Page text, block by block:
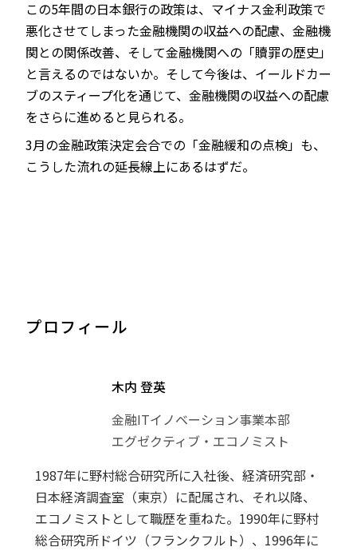
この5年間の日本銀行の政策は、マイナス金利政策で
悪化させてしまった金融機関の収益への配慮、金融機
関との関係改善、そして金融機関への「贖罪の歴史」
と言えるのではないか。そして今後は、イールドカー
ブのスティープ化を通じて、金融機関の収益への配慮
をさらに進めると見られる。
3月の金融政策決定会合での「金融緩和の点検」も、
こうした流れの延長線上にあるはずだ。
プロフィール
木内 登英
金融ITイノベーション事業本部
エグゼクティブ・エコノミスト
1987年に野村総合研究所に入社後、経済研究部・
日本経済調査室（東京）に配属され、それ以降、
エコノミストとして職歴を重ねた。1990年に野村
総合研究所ドイツ（フランクフルト）、1996年に